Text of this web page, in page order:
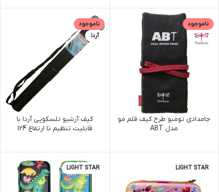
ناموجود
جامدادی تومبو طرح کیف قلم مو
مدل ABT
ناموجود
آردا
کیف آرشیو تلسکوپی آردا با
قابلیت تنظیم تا ارتفاع 124
LIGHT STAR
LIGHT STAR